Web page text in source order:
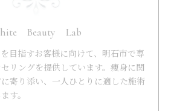
Beauty Lab
目指すお客様に向けて、明石市で専
リングを提供しています。痩身に関
寄り添い、一人ひとりに適した施術
す。